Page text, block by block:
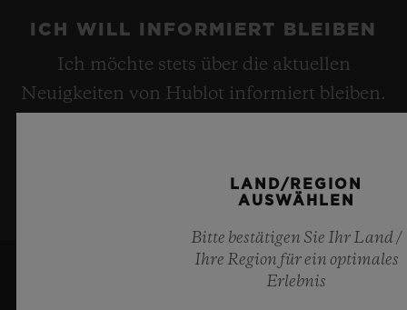
ICH WILL INFORMIERT BLEIBEN
Ich möchte stets über die aktuellen
Neuigkeiten von Hublot informiert bleiben.
LAND/REGION
AUSWÄHLEN
Bitte bestätigen Sie Ihr Land /
Ihre Region für ein optimales
Erlebnis